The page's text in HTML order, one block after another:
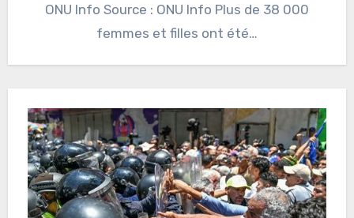
ONU Info Source : ONU Info Plus de 38 000
femmes et filles ont été…